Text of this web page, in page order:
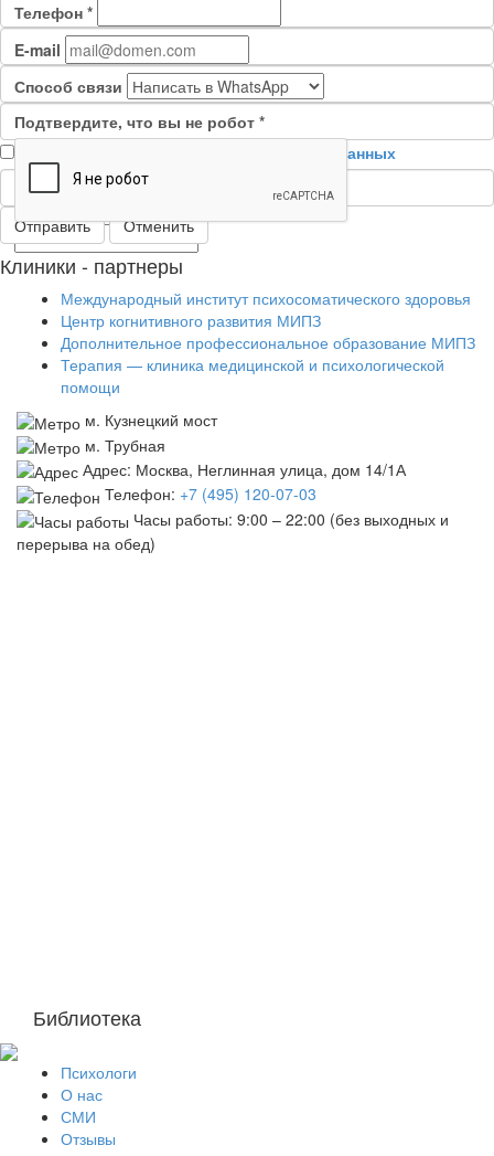
Сообщение*
Телефон *
E-mail
Способ связи
Подтвердите, что вы не робот *
обработку персональных данных
—Обязательные поля
Отменить
Клиники - партнеры
Международный институт психосоматического здоровья
Центр когнитивного развития МИПЗ
Дополнительное профессиональное образование МИПЗ
Терапия — клиника медицинской и психологической
помощи
м. Кузнецкий мост
м. Трубная
Адрес: Москва, Неглинная улица, дом 14/1А
Телефон: +7 (495) 120-07-03
Часы работы: 9:00 – 22:00 (без выходных и
перерыва на обед)
Библиотека
Психологи
О нас
СМИ
Отзывы